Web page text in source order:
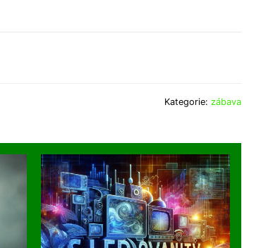
Kategorie: zábava